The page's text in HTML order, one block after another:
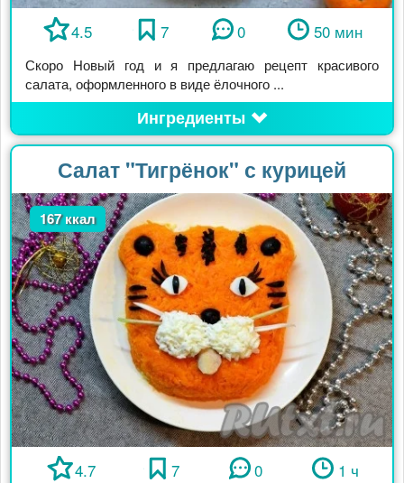
4.5 7 0 50 мин
Скоро Новый год и я предлагаю рецепт красивого
салата, оформленного в виде ёлочного ...
Ингредиенты
Салат "Тигрёнок" с курицей
167 ккал
4.7 7 0 1 ч